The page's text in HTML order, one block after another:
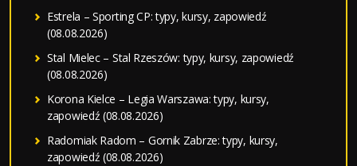
Estrela – Sporting CP: typy, kursy, zapowiedź
(08.08.2026)
Stal Mielec – Stal Rzeszów: typy, kursy, zapowiedź
(08.08.2026)
Korona Kielce – Legia Warszawa: typy, kursy,
zapowiedź (08.08.2026)
Radomiak Radom – Gornik Zabrze: typy, kursy,
zapowiedź (08.08.2026)